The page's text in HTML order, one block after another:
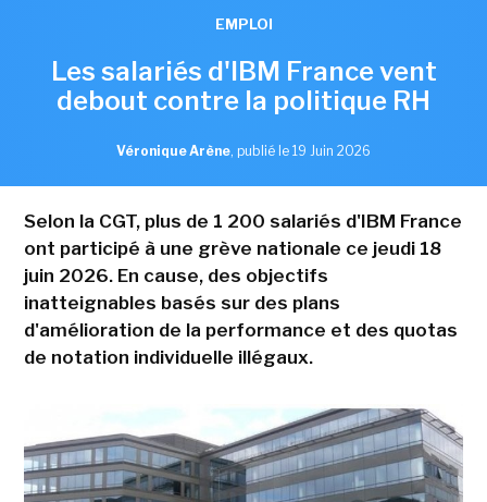
EMPLOI
Les salariés d'IBM France vent
debout contre la politique RH
Véronique Arène, publié le 19 Juin 2026
Selon la CGT, plus de 1 200 salariés d'IBM France
ont participé à une grève nationale ce jeudi 18
juin 2026. En cause, des objectifs
inatteignables basés sur des plans
d'amélioration de la performance et des quotas
de notation individuelle illégaux.